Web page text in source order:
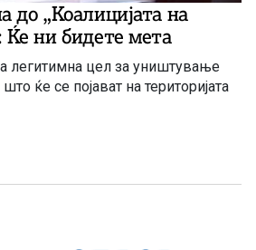
до „Коалицијата на
Ќе ни бидете мета
легитимна цел за уништување
ќе се појават на територијата